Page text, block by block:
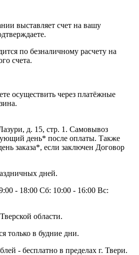
выставляет счет на вашу
по безналичному расчету на
счета.
осуществить через платёжные
д. 15, стр. 1. Самовывоз
день* после оплаты. Также
заказа*, если заключен Договор
дней.
- 18:00 Сб: 10:00 - 16:00 Вс:
области.
только в будние дни.
- бесплатно в пределах г. Твери.